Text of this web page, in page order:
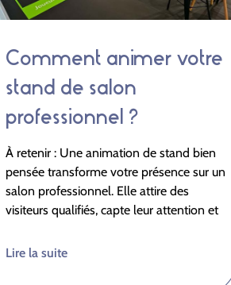
Comment animer votre
stand de salon
professionnel ?
À retenir : Une animation de stand bien
pensée transforme votre présence sur un
salon professionnel. Elle attire des
visiteurs qualifiés, capte leur attention et
Lire la suite